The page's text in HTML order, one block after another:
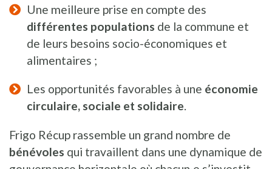
Une meilleure prise en compte des
différentes populations de la commune et
de leurs besoins socio-économiques et
alimentaires ;
Les opportunités favorables à une économie
circulaire, sociale et solidaire.
Frigo Récup rassemble un grand nombre de
bénévoles qui travaillent dans une dynamique de